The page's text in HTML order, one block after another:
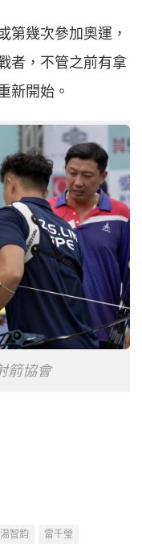
第幾次參加奧運，
者，不管之前有拿
新開始。
箭協會
湯智鈞 雷千瑩